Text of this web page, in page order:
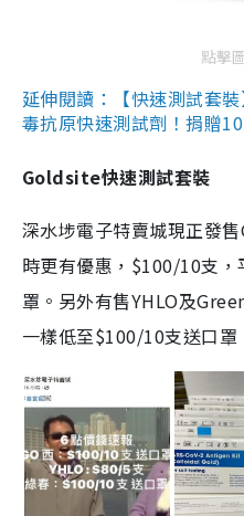
點擊
延伸閱讀：【快速測試套
毒抗原快速測試劑！捐贈
Goldsite快速測試套裝
深水埗電子特賣城現正發
時更有優惠，$100/10支
罩。另外有售YHLO及
一樣低至$100/10支送口罩